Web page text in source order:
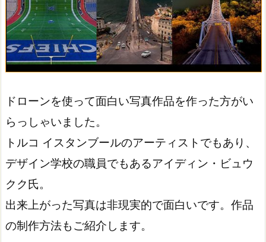
ドローンを使って面白い写真作品を作った方がい
らっしゃいました。
トルコ イスタンブールのアーティストでもあり、
デザイン学校の職員でもあるアイディン・ビュウ
クク氏。
出来上がった写真は非現実的で面白いです。作品
の制作方法もご紹介します。